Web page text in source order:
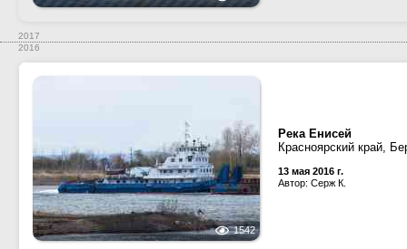
2017
2016
1542
Река Енисей
Красноярский край,
13 мая 2016 г.
Автор: Серж К.